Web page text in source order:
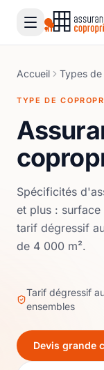
Accueil Types
TYPE DE
Spécificités
et plus :
tarif dégressif
de 4 000 m².
Tarif dégressif
ensembles
Devis grande